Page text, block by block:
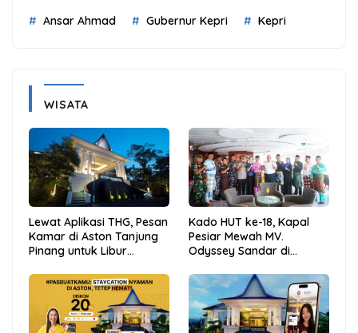
Ansar Ahmad Gubernur Kepri Kepri
WISATA
Lewat Aplikasi THG, Pesan
Kamar di Aston Tanjung
Pinang untuk Libur
dan Hemat
Kado HUT ke-18, Kapal
Pesiar Mewah MV.
Odyssey Sandar di
Anambas Siap Mendunia